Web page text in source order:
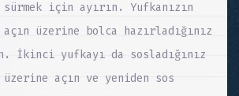
için ayırın. Yufkanızın
üzerine bolca hazırladığınız
İkinci yufkayı da sosladığınız
açın ve yeniden sos